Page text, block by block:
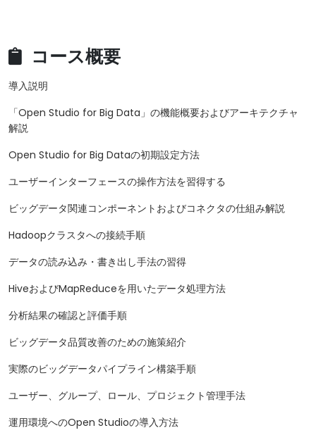
コース概要
導入説明
「Open Studio for Big Data」の機能概要およびアーキテクチャ
解説
Open Studio for Big Dataの初期設定方法
ユーザーインターフェースの操作方法を習得する
ビッグデータ関連コンポーネントおよびコネクタの仕組み解説
Hadoopクラスタへの接続手順
データの読み込み・書き出し手法の習得
HiveおよびMapReduceを用いたデータ処理方法
分析結果の確認と評価手順
ビッグデータ品質改善のための施策紹介
実際のビッグデータパイプライン構築手順
ユーザー、グループ、ロール、プロジェクト管理手法
運用環境へのOpen Studioの導入方法